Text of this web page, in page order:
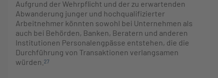
Aufgrund der Wehrpflicht und der zu erwartenden
Abwanderung junger und hochqualifizierter
Arbeitnehmer könnten sowohl bei Unternehmen als
auch bei Behörden, Banken, Beratern und anderen
Institutionen Personalengpässe entstehen, die die
Durchführung von Transaktionen verlangsamen
würden. 27